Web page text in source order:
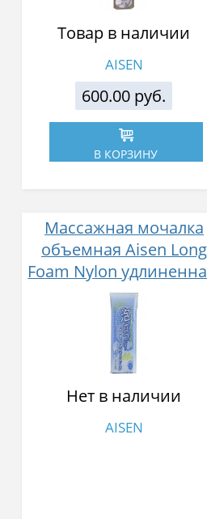
Товар в наличии
AISEN
600.00 руб.
В КОРЗИНУ
Массажная мочалка
объемная Aisen Long
Foam Nylon
жесткая 30 х 110 см
Нет в наличии
AISEN